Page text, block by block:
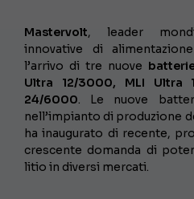
Mastervolt, leader
innovative di
l’arrivo di tre nuove
Ultra 12/3000, MLI Ultra
24/6000. Le nuove
nell’impianto di produzione
ha inaugurato di recente,
crescente domanda di
litio in diversi mercati.